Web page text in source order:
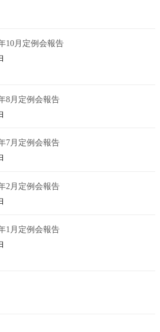
10月定例会報告
8月定例会報告
7月定例会報告
2月定例会報告
1月定例会報告